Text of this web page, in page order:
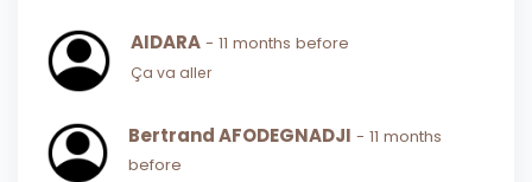
AIDARA - 11 months before
Ça va aller
Bertrand AFODEGNADJI - 11 months
before